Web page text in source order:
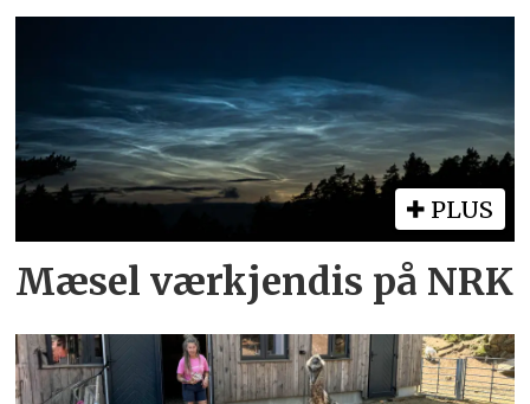
PLUS
Mæsel værkjendis på NRK